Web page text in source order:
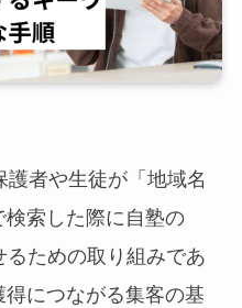
者や生徒が「地域名
検索した際に自塾の
ための取り組みであ
につながる集客の基